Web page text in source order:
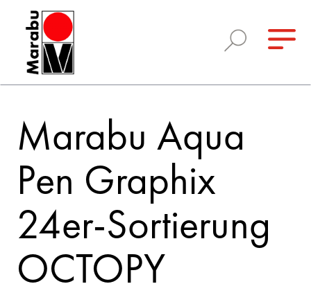
Marabu Aqua
Pen Graphix
24er-Sortierung
OCTOPY